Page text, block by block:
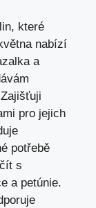
které
nabízí
a
pro jejich
potřebě
s
a petúnie.